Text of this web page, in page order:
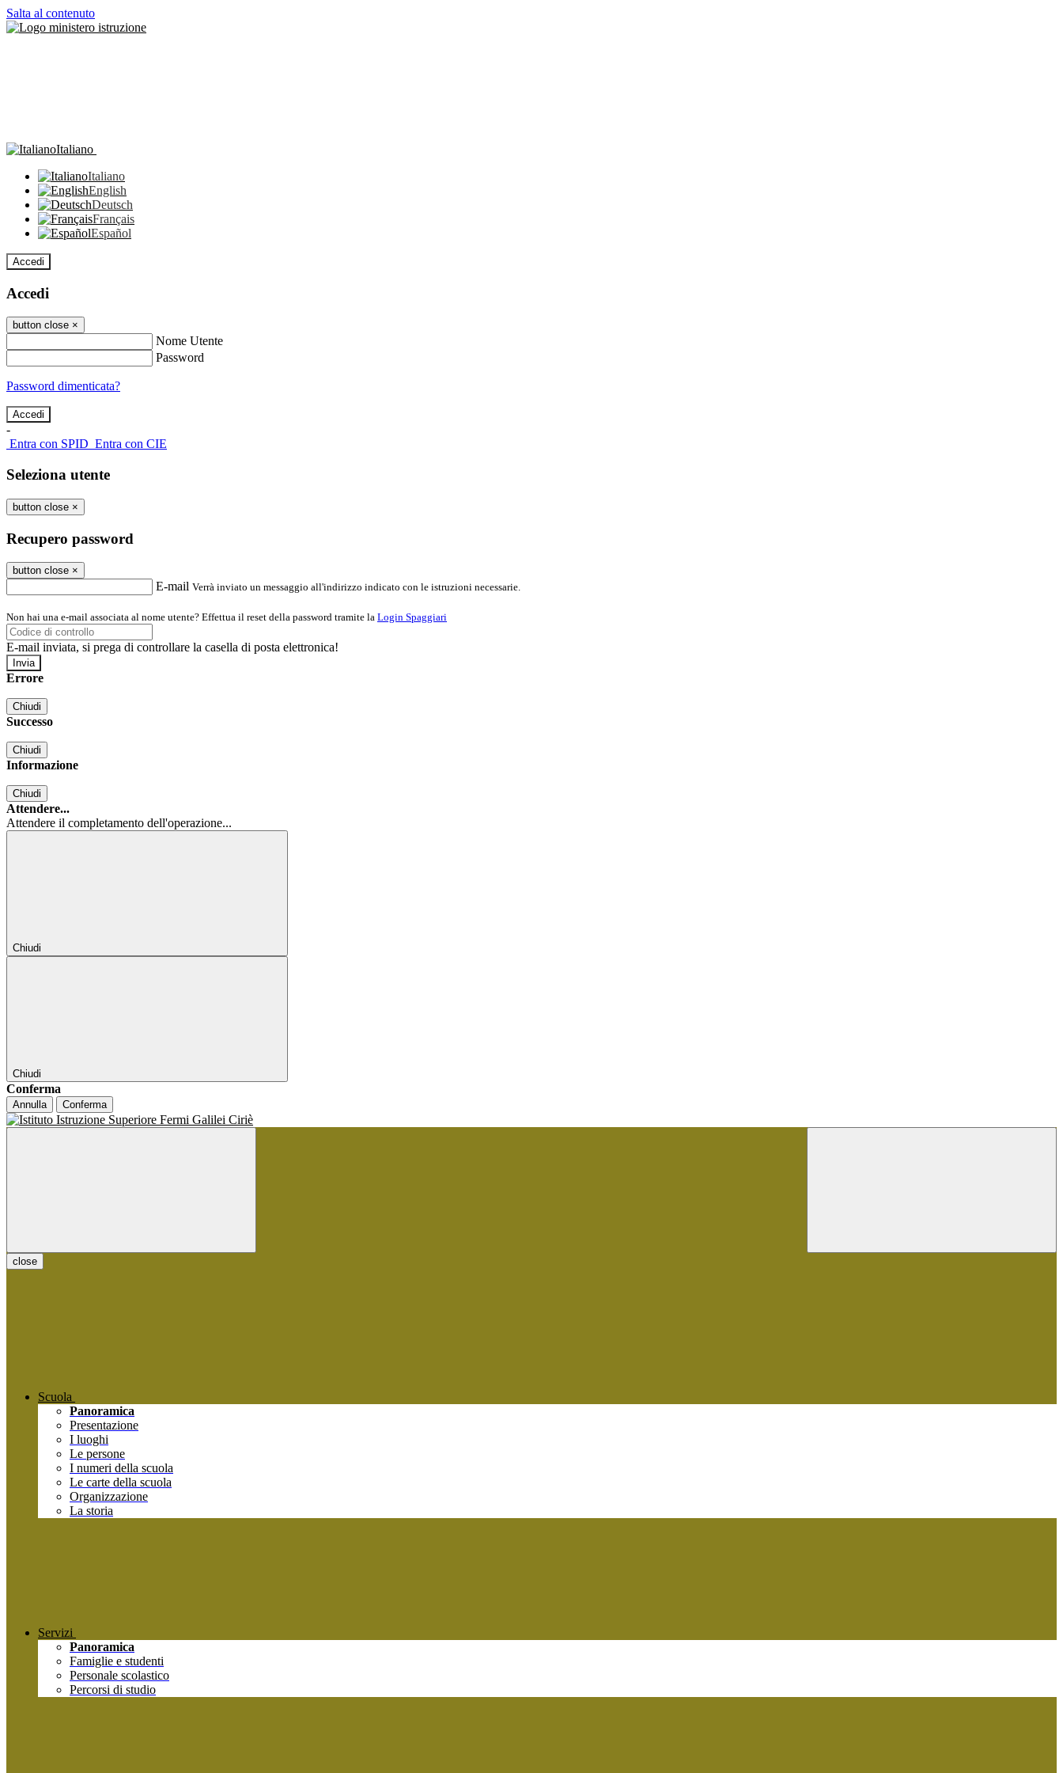
Salta al contenuto
Italiano
Italiano
English
Deutsch
Français
Español
Accedi
Accedi
button close ×
Nome Utente
Password
Password dimenticata?
-
Entra con SPID Entra con CIE
Seleziona utente
button close ×
Recupero password
button close ×
E-mail Verrà inviato un messaggio all'indirizzo indicato con le istruzioni necessarie.
Non hai una e-mail associata al nome utente? Effettua il reset della password tramite la Login Spaggiari
E-mail inviata, si prega di controllare la casella di posta elettronica!
Errore
Chiudi
Successo
Chiudi
Informazione
Chiudi
Attendere...
Attendere il completamento dell'operazione...
Chiudi
Chiudi
Conferma
Annulla Conferma
close
Scuola
Panoramica
Presentazione
I luoghi
Le persone
I numeri della scuola
Le carte della scuola
Organizzazione
La storia
Servizi
Panoramica
Famiglie e studenti
Personale scolastico
Percorsi di studio